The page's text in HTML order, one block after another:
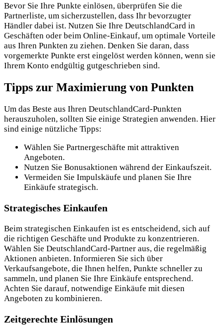
Bevor Sie Ihre Punkte einlösen, überprüfen Sie die
Partnerliste, um sicherzustellen, dass Ihr bevorzugter
Händler dabei ist. Nutzen Sie Ihre DeutschlandCard in
Geschäften oder beim Online-Einkauf, um optimale Vorteile
aus Ihren Punkten zu ziehen. Denken Sie daran, dass
vorgemerkte Punkte erst eingelöst werden können, wenn sie
Ihrem Konto endgültig gutgeschrieben sind.
Tipps zur Maximierung von Punkten
Um das Beste aus Ihren DeutschlandCard-Punkten
herauszuholen, sollten Sie einige Strategien anwenden. Hier
sind einige nützliche Tipps:
Wählen Sie Partnergeschäfte mit attraktiven
Angeboten.
Nutzen Sie Bonusaktionen während der Einkaufszeit.
Vermeiden Sie Impulskäufe und planen Sie Ihre
Einkäufe strategisch.
Strategisches Einkaufen
Beim strategischen Einkaufen ist es entscheidend, sich auf
die richtigen Geschäfte und Produkte zu konzentrieren.
Wählen Sie DeutschlandCard-Partner aus, die regelmäßig
Aktionen anbieten. Informieren Sie sich über
Verkaufsangebote, die Ihnen helfen, Punkte schneller zu
sammeln, und planen Sie Ihre Einkäufe entsprechend.
Achten Sie darauf, notwendige Einkäufe mit diesen
Angeboten zu kombinieren.
Zeitgerechte Einlösungen